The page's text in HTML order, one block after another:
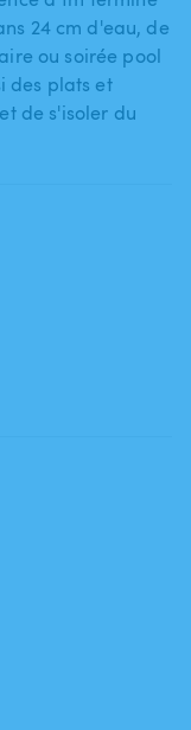
24 cm d'eau​,​ de
ou soirée pool
des plats et
de s'isoler du